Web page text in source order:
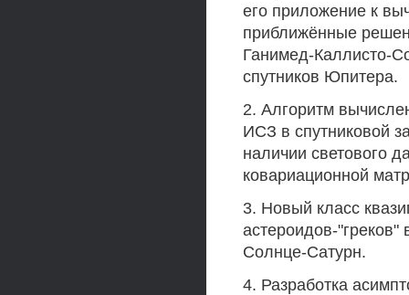
его приложение к
приближённые
Ганимед-Каллисто-
спутников Юпитера.
2. Алгоритм
ИСЗ в спутниковой
наличии светового
ковариационной
3. Новый класс
астероидов-
Солнце-Сатурн.
4. Разработка